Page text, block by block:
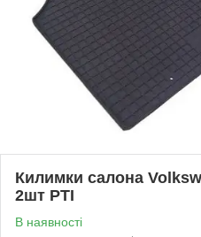
Килимки салона
2шт РТІ
В наявності